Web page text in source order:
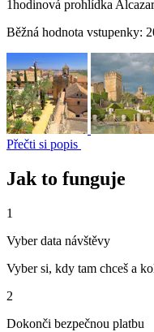
1hodinová prohlídka
Běžná hodnota vstupenky:
Přečti si popis
Jak to funguje
1
Vyber data návštěvy
Vyber si, kdy tam chceš a
2
Dokonči bezpečnou platbu